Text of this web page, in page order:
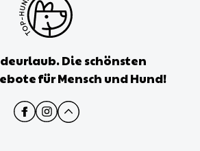
Die schönsten
für Mensch und Hund!